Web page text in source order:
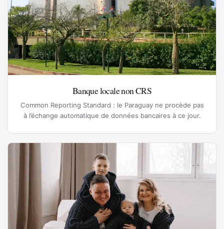
Banque locale non CRS
Common Reporting Standard : le Paraguay ne procède pas
à l’échange automatique de données bancaires à ce jour.